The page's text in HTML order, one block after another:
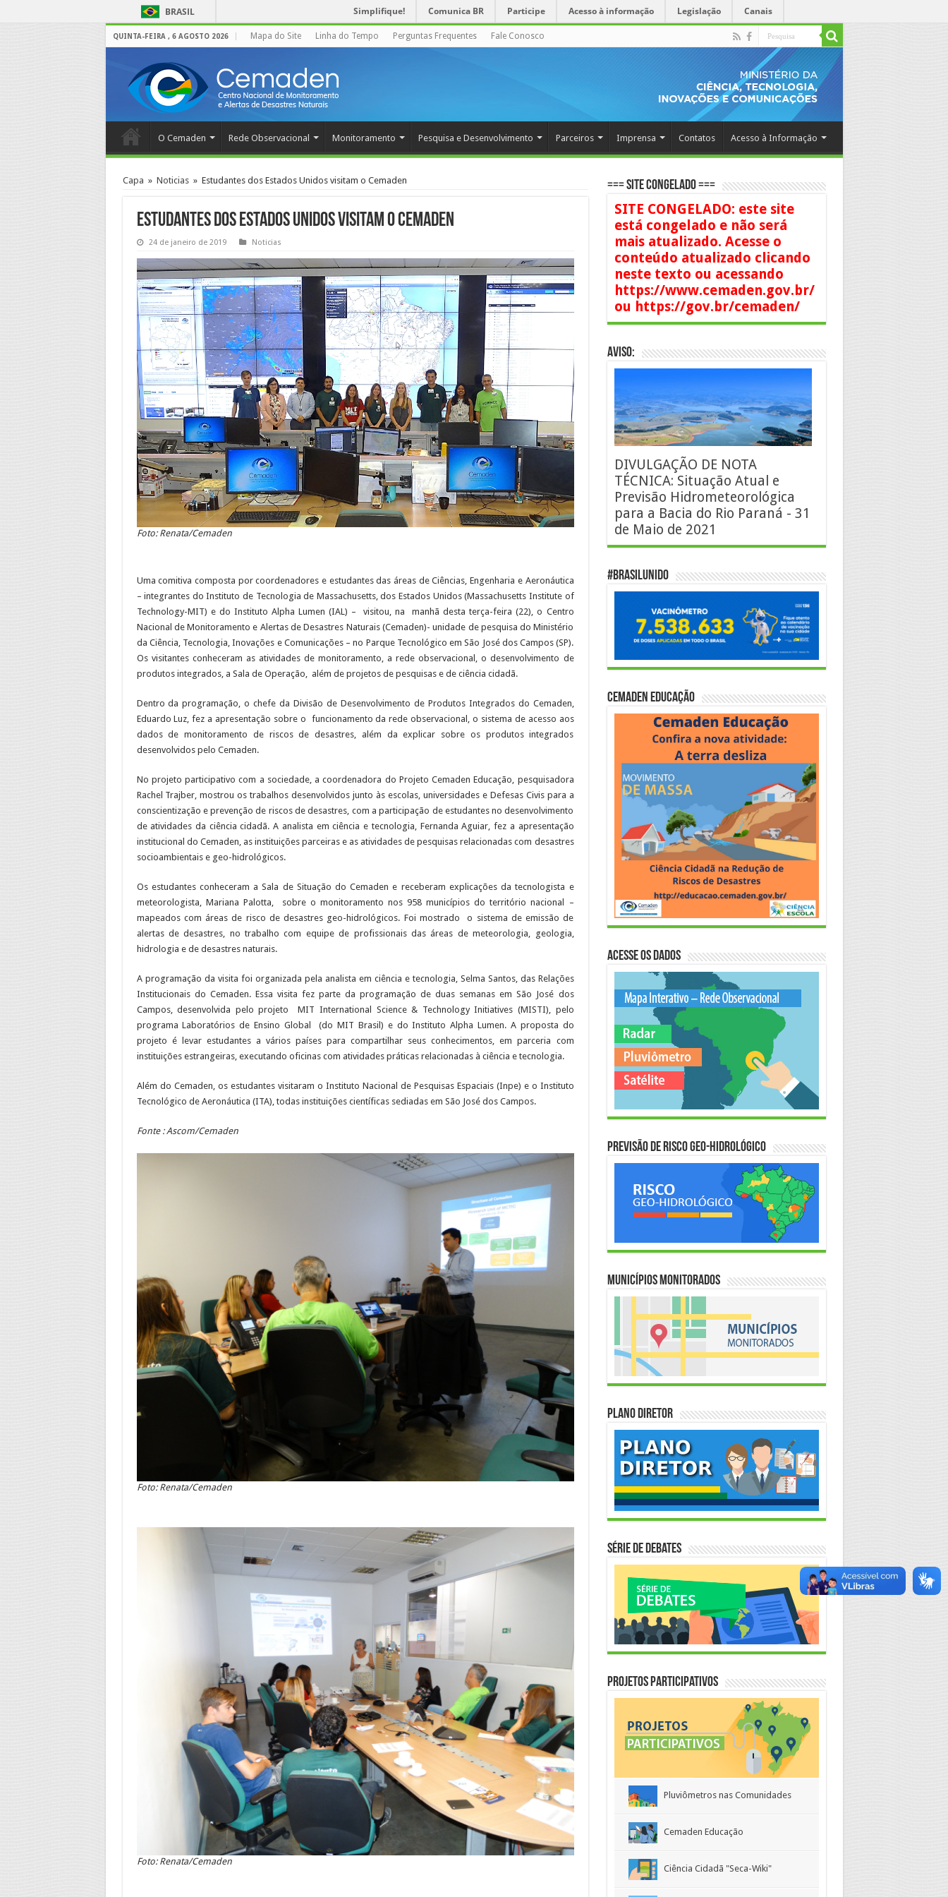
BRASIL Simplifique! Comunica BR Participe Acesso à informação Legislação Canais
QUINTA-FEIRA , 6 AGOSTO 2026 Mapa do Site Linha do Tempo Perguntas Frequentes Fale Conosco
O Cemaden Rede Observacional Monitoramento Pesquisa e Desenvolvimento Parceiros Imprensa Contatos Acesso à Informação
Capa » Noticias » Estudantes dos Estados Unidos visitam o Cemaden
Estudantes dos Estados Unidos visitam o Cemaden
24 de janeiro de 2019 Noticias
Foto: Renata/Cemaden
Uma comitiva composta por coordenadores e estudantes das áreas de Ciências, Engenharia e Aeronáutica
– integrantes do Instituto de Tecnologia de Massachusetts, dos Estados Unidos (Massachusetts Institute of
Technology-MIT) e do Instituto Alpha Lumen (IAL) – visitou, na manhã desta terça-feira (22), o Centro
Nacional de Monitoramento e Alertas de Desastres Naturais (Cemaden)- unidade de pesquisa do Ministério
da Ciência, Tecnologia, Inovações e Comunicações – no Parque Tecnológico em São José dos Campos (SP).
Os visitantes conheceram as atividades de monitoramento, a rede observacional, o desenvolvimento de
produtos integrados, a Sala de Operação, além de projetos de pesquisas e de ciência cidadã.
Dentro da programação, o chefe da Divisão de Desenvolvimento de Produtos Integrados do Cemaden,
Eduardo Luz, fez a apresentação sobre o funcionamento da rede observacional, o sistema de acesso aos
dados de monitoramento de riscos de desastres, além da explicar sobre os produtos integrados
desenvolvidos pelo Cemaden.
No projeto participativo com a sociedade, a coordenadora do Projeto Cemaden Educação, pesquisadora
Rachel Trajber, mostrou os trabalhos desenvolvidos junto às escolas, universidades e Defesas Civis para a
conscientização e prevenção de riscos de desastres, com a participação de estudantes no desenvolvimento
de atividades da ciência cidadã. A analista em ciência e tecnologia, Fernanda Aguiar, fez a apresentação
institucional do Cemaden, as instituições parceiras e as atividades de pesquisas relacionadas com desastres
socioambientais e geo-hidrológicos.
Os estudantes conheceram a Sala de Situação do Cemaden e receberam explicações da tecnologista e
meteorologista, Mariana Palotta, sobre o monitoramento nos 958 municípios do território nacional –
mapeados com áreas de risco de desastres geo-hidrológicos. Foi mostrado o sistema de emissão de
alertas de desastres, no trabalho com equipe de profissionais das áreas de meteorologia, geologia,
hidrologia e de desastres naturais.
A programação da visita foi organizada pela analista em ciência e tecnologia, Selma Santos, das Relações
Institucionais do Cemaden. Essa visita fez parte da programação de duas semanas em São José dos
Campos, desenvolvida pelo projeto MIT International Science & Technology Initiatives (MISTI), pelo
programa Laboratórios de Ensino Global (do MIT Brasil) e do Instituto Alpha Lumen. A proposta do
projeto é levar estudantes a vários países para compartilhar seus conhecimentos, em parceria com
instituições estrangeiras, executando oficinas com atividades práticas relacionadas à ciência e tecnologia.
Além do Cemaden, os estudantes visitaram o Instituto Nacional de Pesquisas Espaciais (Inpe) e o Instituto
Tecnológico de Aeronáutica (ITA), todas instituições científicas sediadas em São José dos Campos.
Fonte : Ascom/Cemaden
Foto: Renata/Cemaden
Foto: Renata/Cemaden
=== SITE CONGELADO ===
SITE CONGELADO: este site
está congelado e não será
mais atualizado. Acesse o
conteúdo atualizado clicando
neste texto ou acessando
https://www.cemaden.gov.br/
ou https://gov.br/cemaden/
AVISO:
DIVULGAÇÃO DE NOTA
TÉCNICA: Situação Atual e
Previsão Hidrometeorológica
para a Bacia do Rio Paraná - 31
de Maio de 2021
#BrasilUnido
Cemaden Educação
Acesse os Dados
Previsão de Risco Geo-Hidrológico
Municípios Monitorados
Plano Diretor
Série de Debates
Projetos Participativos
Pluviômetros nas Comunidades
Cemaden Educação
Ciência Cidadã "Seca-Wiki"